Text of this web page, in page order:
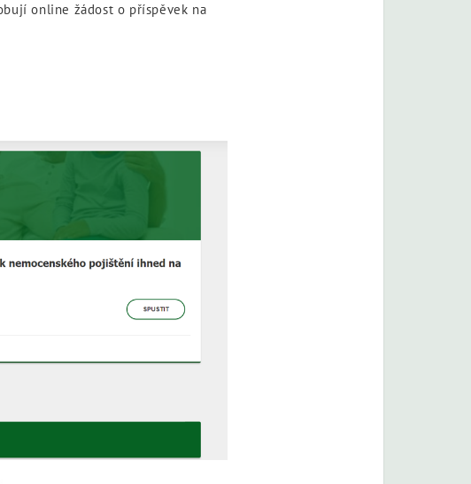
online žádost o příspěvek na